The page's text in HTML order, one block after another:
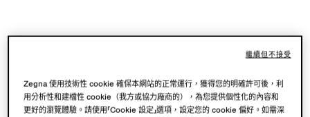
Zegna 使用技術性 cookie 確保本網站的正常運行，獲得您的明確許可後，利
用分析性和建檔性 cookie（我方或協力廠商的），為您提供個性化的內容和
更好的瀏覽體驗。請使用「Cookie 設定」選項，設定您的 cookie 偏好。如需深
繼續但不接受